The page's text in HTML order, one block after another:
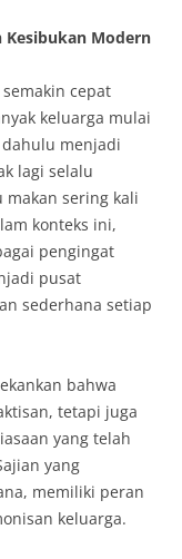
Kesibukan Modern
cepat
keluarga mulai
menjadi
lagi selalu
sering kali
konteks ini,
pengingat
pusat
sederhana setiap
bahwa
tetapi juga
yang telah
yang
memiliki peran
keluarga.